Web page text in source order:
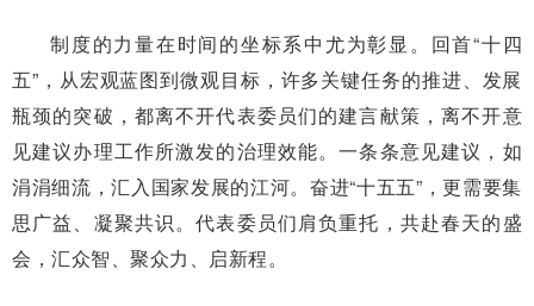
制度的力量在时间的坐标系中尤为彰显。回首“十四
五”，从宏观蓝图到微观目标，许多关键任务的推进、发展
瓶颈的突破，都离不开代表委员们的建言献策，离不开意
见建议办理工作所激发的治理效能。一条条意见建议，如
涓涓细流，汇入国家发展的江河。奋进“十五五”，更需要集
思广益、凝聚共识。代表委员们肩负重托，共赴春天的盛
会，汇众智、聚众力、启新程。